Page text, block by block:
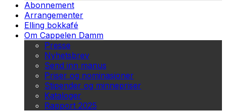
Abonnement
Arrangementer
Elling bokkafé
Om Cappelen Damm
Presse
Nyhetsbrev
Send inn manus
Priser og nominasjoner
Stipender og minnepriser
Kataloger
Rapport 2025